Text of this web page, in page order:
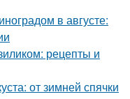
в августе:
рецепты и
от зимней спячки